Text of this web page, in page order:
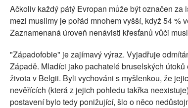
Ačkoliv každý pátý Evropan může být označen
mezi muslimy je pořád mnohem vyšší, když 54 %
Zaznamenaná úroveň nenávisti křesťanů vůči
"Západofobie" je zajímavý výraz. Vyjadřuje
Západě. Mladíci jako pachatelé bruselských
života v Belgii. Byli vychováni s myšlenkou, že
nevěřících (která z jejich pohledu takřka
postavení bylo tedy ponižující, šlo o něco